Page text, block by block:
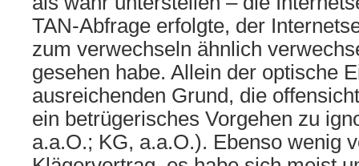
TAN-Abfrage erfolgte, der
zum verwechseln ähnlich
gesehen habe. Allein der optische
ausreichenden Grund, die
ein betrügerisches Vorgehen zu
a.a.O.; KG, a.a.O.). Ebenso wenig